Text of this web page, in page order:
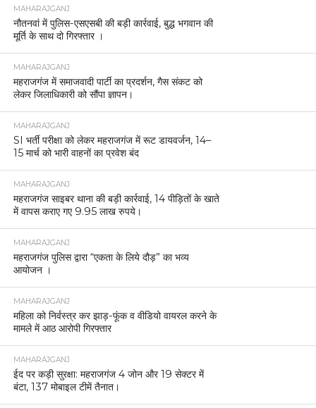
MAHARAJGANJ
नौतनवां में पुलिस-एसएसबी की बड़ी कार्रवाई, बुद्ध भगवान की
मूर्ति के साथ दो गिरफ्तार ।
MAHARAJGANJ
महराजगंज में समाजवादी पार्टी का प्रदर्शन, गैस संकट को
लेकर जिलाधिकारी को सौंपा ज्ञापन।
MAHARAJGANJ
SI भर्ती परीक्षा को लेकर महराजगंज में रूट डायवर्जन, 14–
15 मार्च को भारी वाहनों का प्रवेश बंद
MAHARAJGANJ
महराजगंज साइबर थाना की बड़ी कार्रवाई, 14 पीड़ितों के खाते
में वापस कराए गए 9.95 लाख रुपये।
MAHARAJGANJ
महराजगंज पुलिस द्वारा “एकता के लिये दौड़” का भव्य
आयोजन ।
MAHARAJGANJ
महिला को निर्वस्त्र कर झाड़-फूंक व वीडियो वायरल करने के
मामले में आठ आरोपी गिरफ्तार
MAHARAJGANJ
ईद पर कड़ी सुरक्षा: महराजगंज 4 जोन और 19 सेक्टर में
बंटा, 137 मोबाइल टीमें तैनात।